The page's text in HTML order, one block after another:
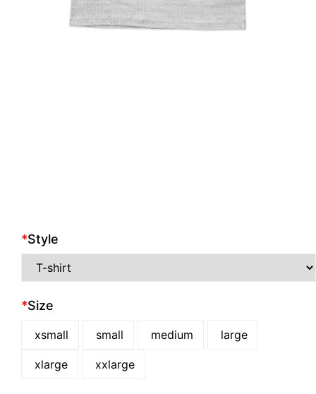
*Style
*Size
xsmall small medium large
xlarge xxlarge